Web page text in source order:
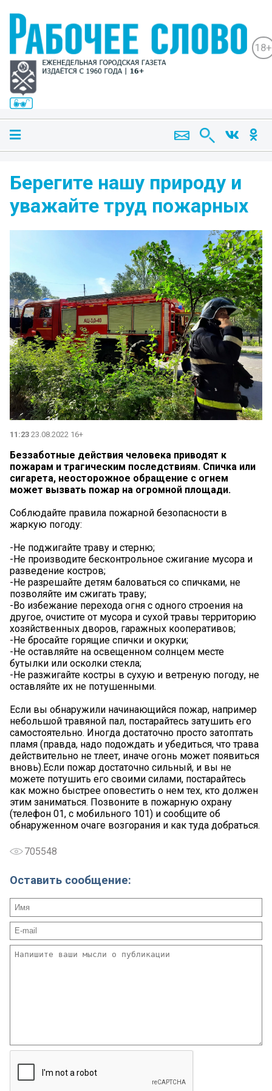
18+
Берегите нашу природу и
уважайте труд пожарных
11:23 23.08.2022 16+
Беззаботные действия человека приводят к
пожарам и трагическим последствиям. Спичка или
сигарета, неосторожное обращение с огнем
может вызвать пожар на огромной площади.
Соблюдайте правила пожарной безопасности в
жаркую погоду:
-Не поджигайте траву и стерню;
-Не производите бесконтрольное сжигание мусора и
разведение костров;
-Не разрешайте детям баловаться со спичками, не
позволяйте им сжигать траву;
-Во избежание перехода огня с одного строения на
другое, очистите от мусора и сухой травы территорию
хозяйственных дворов, гаражных кооперативов;
-Не бросайте горящие спички и окурки;
-Не оставляйте на освещенном солнцем месте
бутылки или осколки стекла;
-Не разжигайте костры в сухую и ветреную погоду, не
оставляйте их не потушенными.
Если вы обнаружили начинающийся пожар, например
небольшой травяной пал, постарайтесь затушить его
самостоятельно. Иногда достаточно просто затоптать
пламя (правда, надо подождать и убедиться, что трава
действительно не тлеет, иначе огонь может появиться
вновь).Если пожар достаточно сильный, и вы не
можете потушить его своими силами, постарайтесь
как можно быстрее оповестить о нем тех, кто должен
этим заниматься. Позвоните в пожарную охрану
(телефон 01, с мобильного 101) и сообщите об
обнаруженном очаге возгорания и как туда добраться.
705548
Оставить сообщение: